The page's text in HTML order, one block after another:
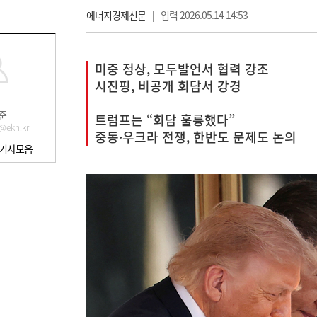
사모음
에너지경제신문| 입력 2026.05.14 14:53
미중 정상, 모두발언서 협력 강조
시진핑, 비공개 회담서 강경
트럼프는 “회담 훌륭했다”
중동·우크라 전쟁, 한반도 문제도 논의